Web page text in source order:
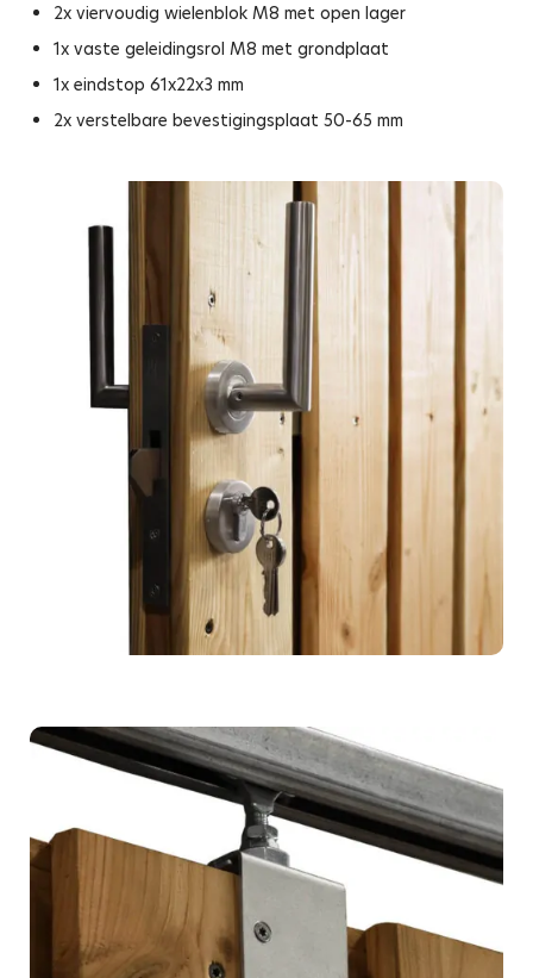
2x viervoudig wielenblok M8 met open lager
1x vaste geleidingsrol M8 met grondplaat
1x eindstop 61x22x3 mm
2x verstelbare bevestigingsplaat 50-65 mm